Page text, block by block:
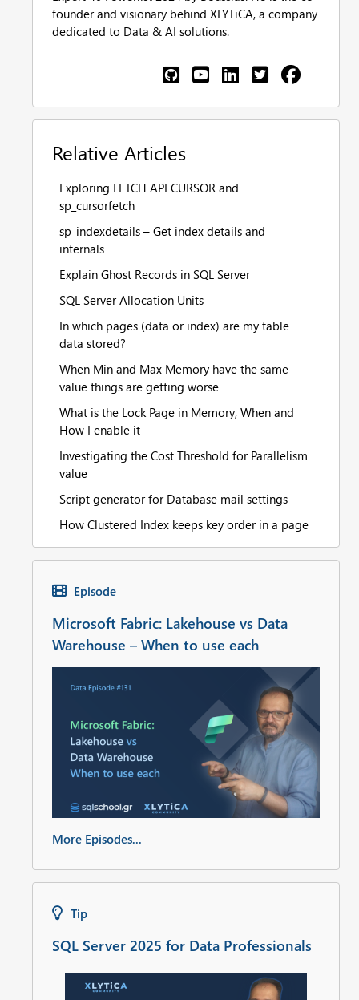
founder and visionary behind XLYTiCA, a company
dedicated to Data & AI solutions.
Relative Articles
Exploring FETCH API CURSOR and
sp_cursorfetch
sp_indexdetails – Get index details and
internals
Explain Ghost Records in SQL Server
SQL Server Allocation Units
In which pages (data or index) are my table
data stored?
When Min and Max Memory have the same
value things are getting worse
What is the Lock Page in Memory, When and
How I enable it
Investigating the Cost Threshold for Parallelism
value
Script generator for Database mail settings
How Clustered Index keeps key order in a page
Episode
Microsoft Fabric: Lakehouse vs Data
Warehouse – When to use each
More Episodes...
Tip
SQL Server 2025 for Data Professionals